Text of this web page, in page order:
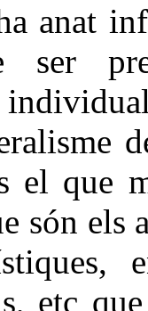
anat
ser
el que
són els
etc